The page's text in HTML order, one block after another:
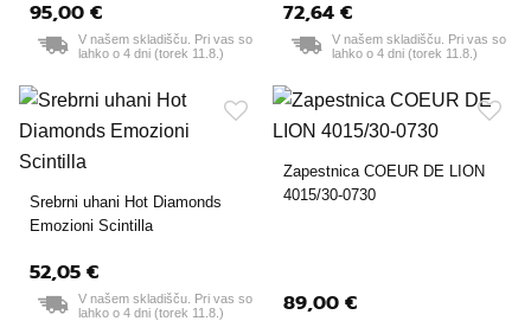
95,00 €
V našem skladišču. Pri vas so
lahko o 4 dni (torek 11.8.)
72,64 €
V našem skladišču. Pri vas so
lahko o 4 dni (torek 11.8.)
Srebrni uhani Hot Diamonds
Emozioni Scintilla
52,05 €
V našem skladišču. Pri vas so
lahko o 4 dni (torek 11.8.)
Zapestnica COEUR DE LION
4015/30-0730
89,00 €